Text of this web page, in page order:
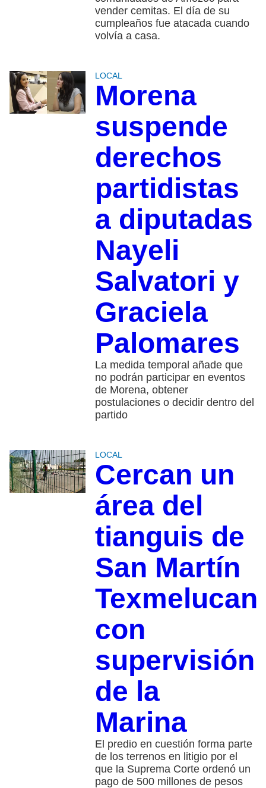
vender cemitas. El día de su
cumpleaños fue atacada cuando
volvía a casa.
LOCAL
Morena
suspende
derechos
partidistas
a diputadas
Nayeli
Salvatori y
Graciela
Palomares
La medida temporal añade que
no podrán participar en eventos
de Morena, obtener
postulaciones o decidir dentro del
partido
LOCAL
Cercan un
área del
tianguis de
San Martín
Texmelucan
con
supervisión
de la
Marina
El predio en cuestión forma parte
de los terrenos en litigio por el
que la Suprema Corte ordenó un
pago de 500 millones de pesos